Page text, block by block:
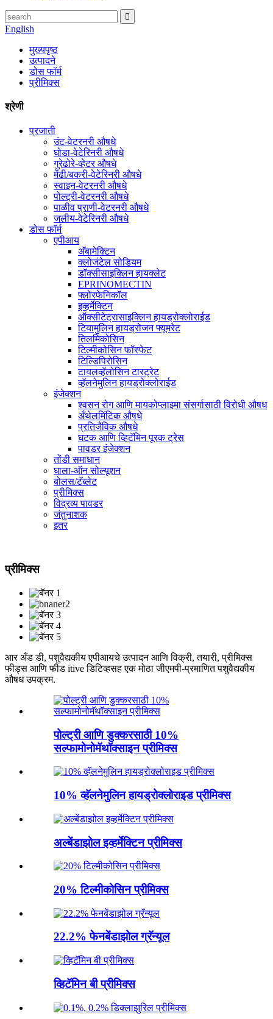
English
मुख्यपृष्ठ
उत्पादने
डोस फॉर्म
प्रीमिक्स
श्रेणी
प्रजाती
उंट-वेटरनरी औषधे
घोडा-वेटेरिनरी औषधे
गुरेढोरे-व्हेटर औषधे
मेंढी/बकरी-वेटेरिनरी औषधे
स्वाइन-वेटरनरी औषधे
पोल्ट्री-वेटरनरी औषधे
पाळीव प्राणी-वेटरनरी औषधे
जलीय-वेटेरिनरी औषधे
डोस फॉर्म
एपीआय
अ‍ॅबामेक्टिन
क्लोजंटेल सोडियम
डॉक्सीसाइक्लिन हायक्लेट
EPRINOMECTIN
फ्लोरफेनिकॉल
इव्हर्मेक्टिन
ऑक्सीटेट्रासाइक्लिन हायड्रोक्लोराईड
टियामुलिन हायड्रोजन फ्यूमरेट
तिलमिकोसिन
टिल्मीकोसिन फॉस्फेट
टिल्डिपिरोसिन
टायलव्हॅलोसिन टारट्रेट
व्हॅलनेमुलिन हायड्रोक्लोराईड
इंजेक्शन
श्वसन रोग आणि मायकोप्लाझ्मा संसर्गासाठी विरोधी औषध
अँथेलमिंटिक औषधे
प्रतिजैविक औषधे
घटक आणि व्हिटॅमिन पूरक ट्रेस
पावडर इंजेक्शन
तोंडी समाधान
घाला-ऑन सोल्यूशन
बोलस/टॅब्लेट
प्रीमिक्स
विद्रव्य पावडर
जंतुनाशक
इतर
प्रीमिक्स
आर अँड डी, पशुवैद्यकीय एपीआयचे उत्पादन आणि विक्री, तयारी, प्रीमिक्स
फीड्स आणि फीड itive डिटिव्हसह एक मोठा जीएमपी-प्रमाणित पशुवैद्यकीय
औषध उपक्रम.
पोल्ट्री आणि डुक्करसाठी 10%
सल्फामोनोमॅथॉक्साइन प्रीमिक्स
10% व्हॅलनेमुलिन हायड्रोक्लोराइड प्रीमिक्स
अल्बेंडाझोल इव्हर्मेक्टिन प्रीमिक्स
20% टिल्मीकोसिन प्रीमिक्स
22.2% फेनबेंडाझोल ग्रॅन्यूल
व्हिटॅमिन बी प्रीमिक्स